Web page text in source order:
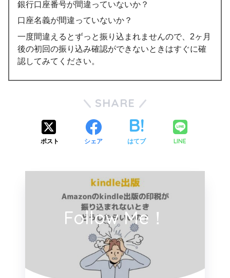
銀行口座番号が間違っていないか？
口座名義が間違っていないか？
一度間違えるとずっと振り込まれませんので、2ヶ月
後の初回の振り込み確認ができないときはすぐに確
認してみてください。
SHARE
ポスト シェア はてブ LINE
Follow Me！